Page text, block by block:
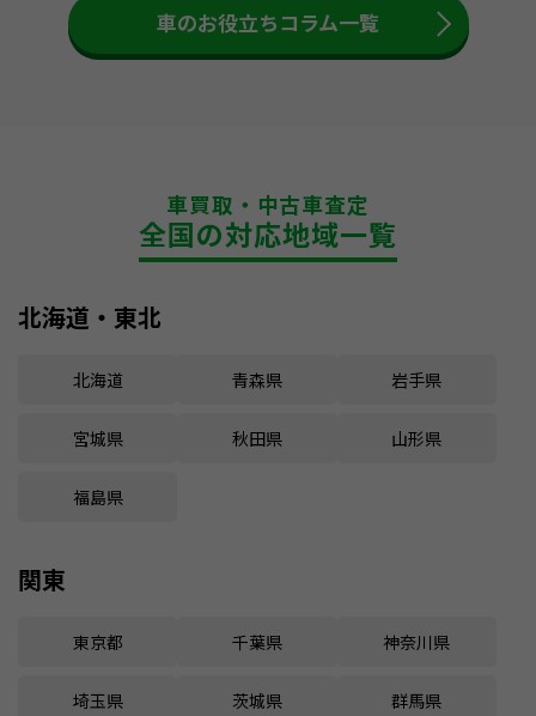
車のお役立ちコラム一覧
車買取・中古車査定
全国の対応地域一覧
北海道・東北
北海道 青森県 岩手県
宮城県 秋田県 山形県
福島県
関東
東京都 千葉県 神奈川県
埼玉県 茨城県 群馬県